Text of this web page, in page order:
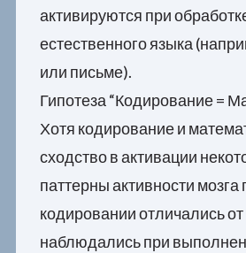
активируются при
естественного языка
или письме).
Гипотеза “Кодирование =
Хотя кодирование и
сходство в активации
паттерны активности мозга
кодировании отличались
наблюдались при